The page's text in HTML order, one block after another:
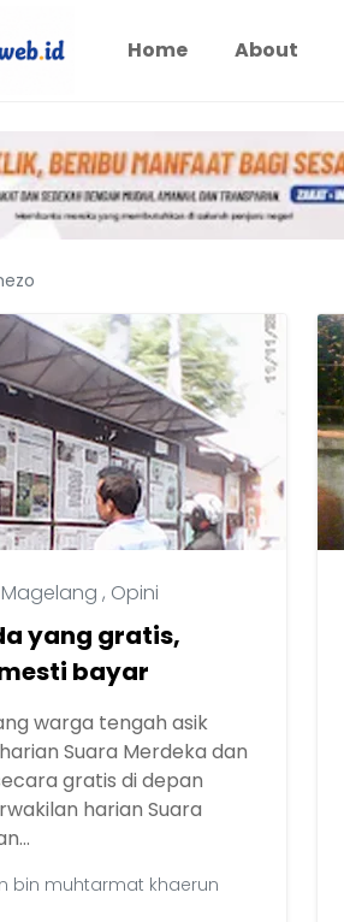
Home About
Magelang , Opini
yang gratis,
bayar
warga tengah asik
Suara Merdeka dan
gratis di depan
harian Suara
bin muhtarmat khaerun